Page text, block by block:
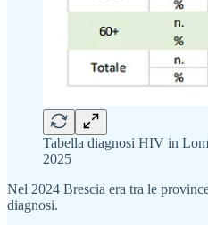
Tabella diagnosi HIV in
2025
Nel 2024 Brescia era tra le
diagnosi.